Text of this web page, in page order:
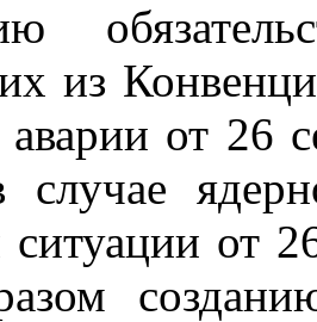
из
от 26
от